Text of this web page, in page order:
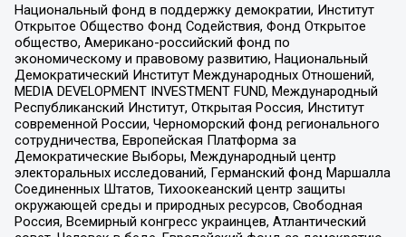
Национальный фонд в поддержку демократии, Институт
Открытое Общество Фонд Содействия, Фонд Открытое
общество, Американо-российский фонд по
экономическому и правовому развитию, Национальный
Демократический Институт Международных Отношений,
MEDIA DEVELOPMENT INVESTMENT FUND, Международный
Республиканский Институт, Открытая Россия, Институт
современной России, Черноморский фонд регионального
сотрудничества, Европейская Платформа за
Демократические Выборы, Международный центр
электоральных исследований, Германский фонд Маршалла
Соединенных Штатов, Тихоокеанский центр защиты
окружающей среды и природных ресурсов, Свободная
Россия, Всемирный конгресс украинцев, Атлантический